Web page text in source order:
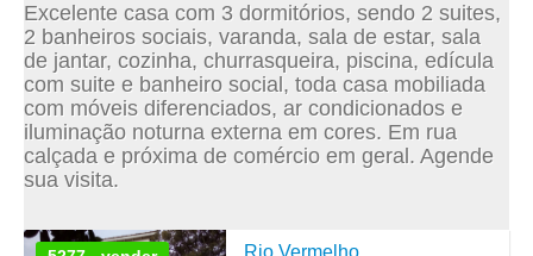
Excelente casa com 3 dormitórios, sendo 2 suites,
2 banheiros sociais, varanda, sala de estar, sala
de jantar, cozinha, churrasqueira, piscina, edícula
com suite e banheiro social, toda casa mobiliada
com móveis diferenciados, ar condicionados e
iluminação noturna externa em cores. Em rua
calçada e próxima de comércio em geral. Agende
sua visita.
Rio Vermelho